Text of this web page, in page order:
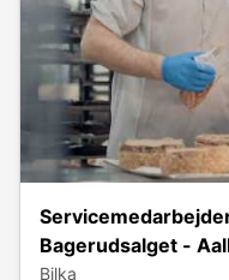
Bagerudsalget -
Bilka